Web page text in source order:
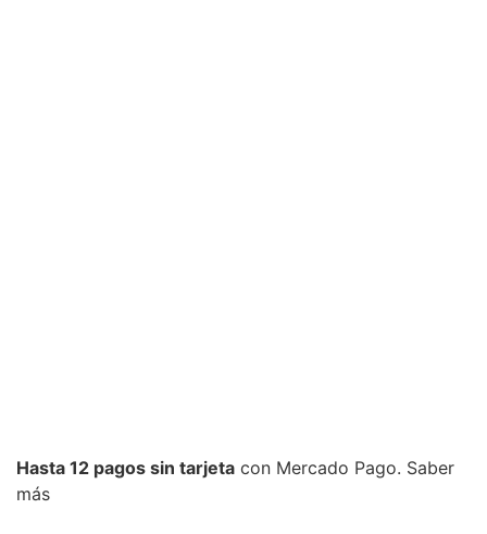
Hasta 12 pagos sin tarjeta con Mercado Pago. Saber
más